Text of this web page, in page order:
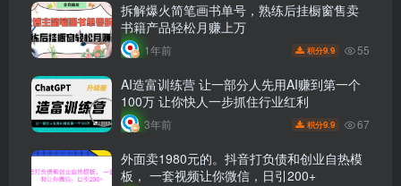
拆解爆火简笔画书单号，熟练后挂橱窗售卖
书籍产品轻松月赚上万
1年前 积分9.9 55
AI造富训练营 让一部分人先用AI赚到第一个
100万 让你快人一步抓住行业红利
3年前 积分9.9 67
外面卖1980元的。抖音打负债和创业自热模
板， 一套视频让你微信，日引200+